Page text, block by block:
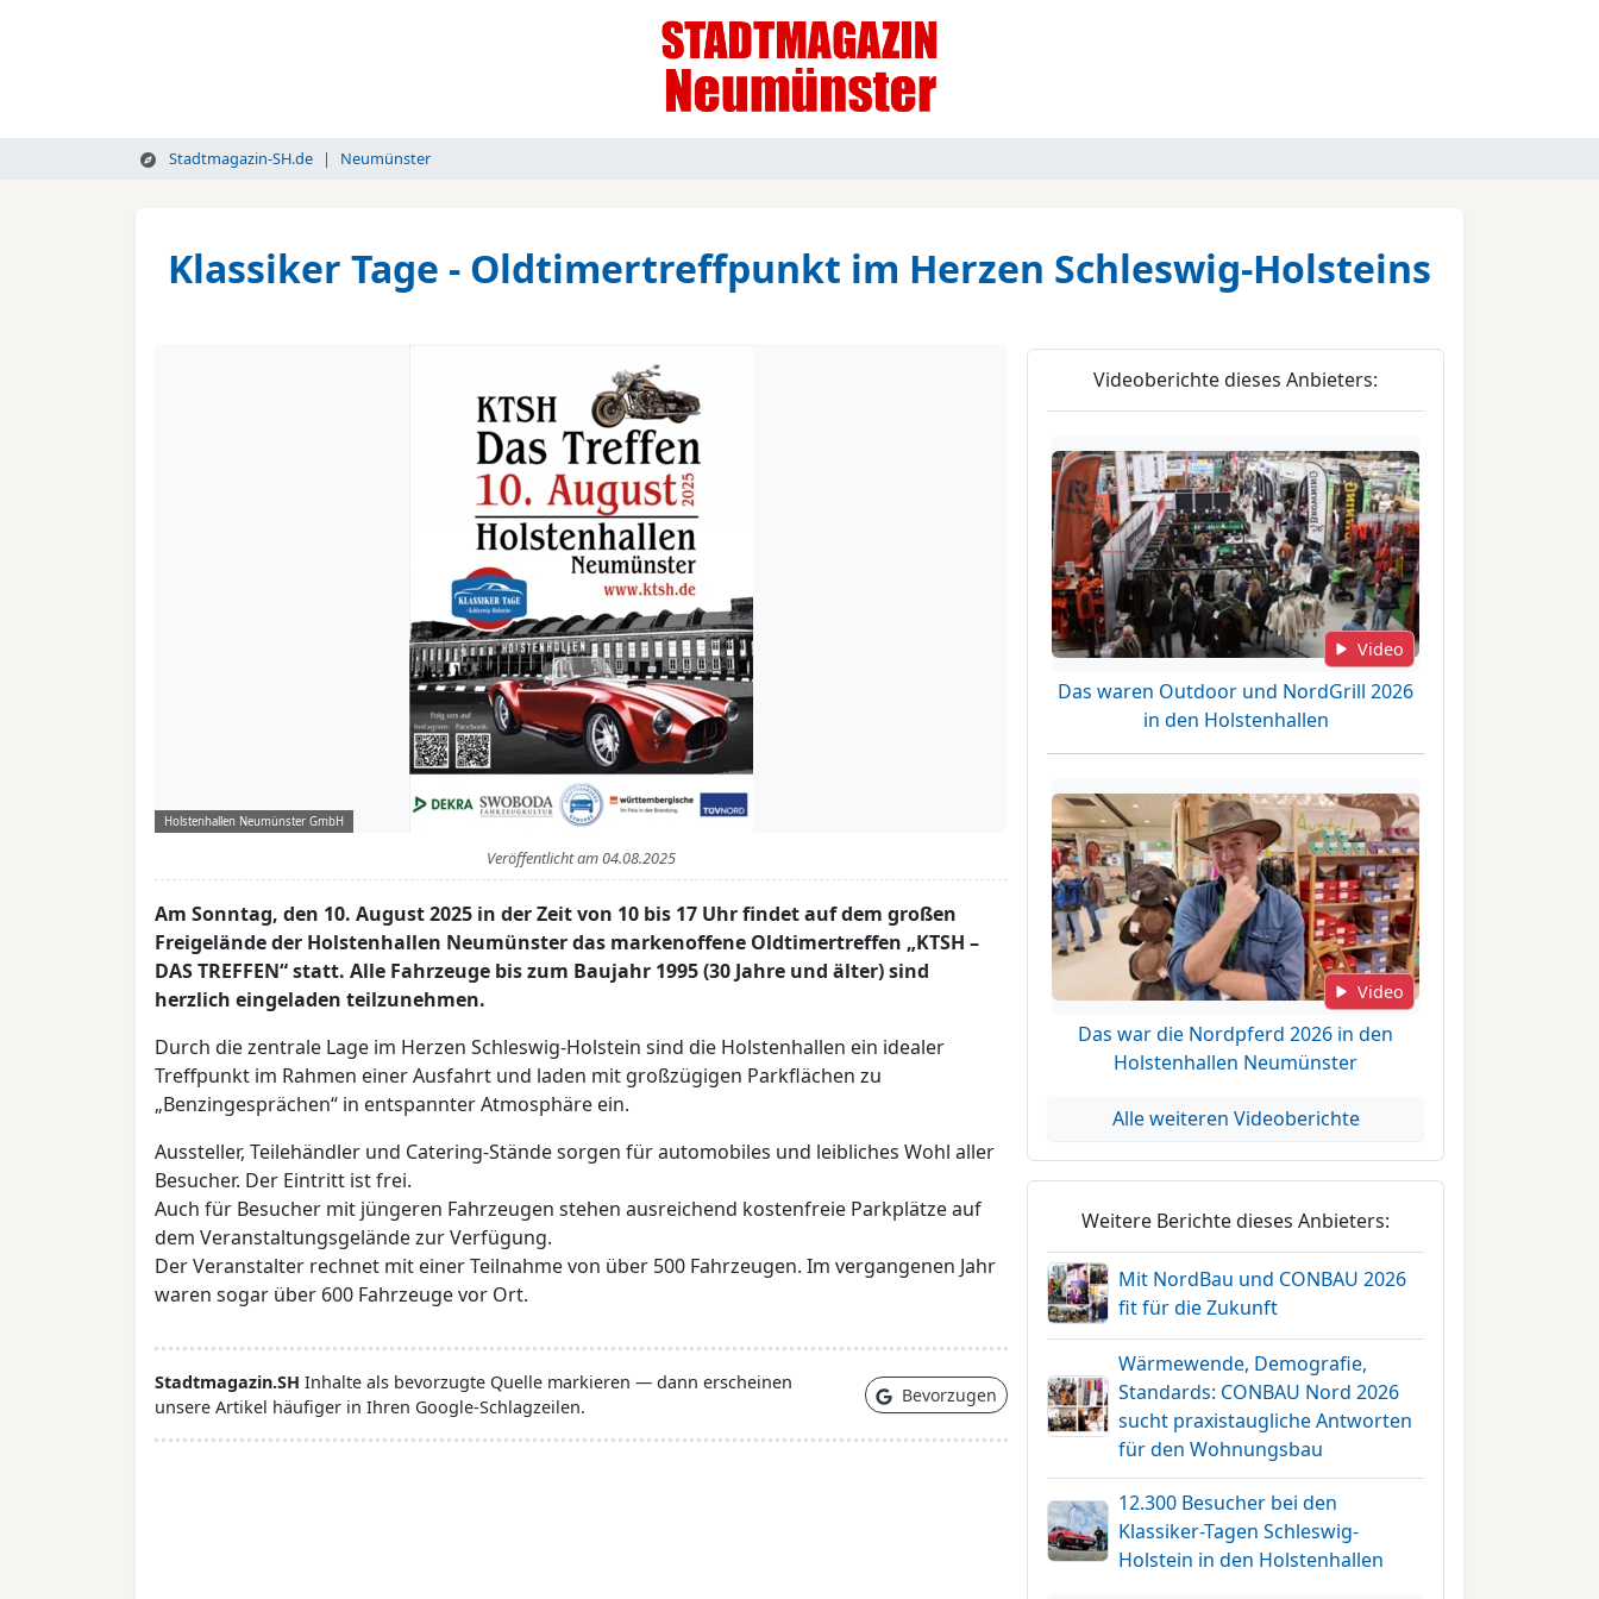
Stadtmagazin-SH.de Neumünster
Klassiker Tage - Oldtimertreffpunkt im Herzen Schleswig-Holsteins
Holstenhallen Neumünster GmbH
Veröffentlicht am04.08.2025
Am Sonntag, den 10. August 2025 in der Zeit von 10 bis 17 Uhr findet auf dem großen
Freigelände der Holstenhallen Neumünster das markenoffene Oldtimertreffen „KTSH –
DAS TREFFEN“ statt. Alle Fahrzeuge bis zum Baujahr 1995 (30 Jahre und älter) sind
herzlich eingeladen teilzunehmen.
Durch die zentrale Lage im Herzen Schleswig-Holstein sind die Holstenhallen ein idealer
Treffpunkt im Rahmen einer Ausfahrt und laden mit großzügigen Parkflächen zu
„Benzingesprächen“ in entspannter Atmosphäre ein.
Aussteller, Teilehändler und Catering-Stände sorgen für automobiles und leibliches Wohl aller
Besucher. Der Eintritt ist frei.
Auch für Besucher mit jüngeren Fahrzeugen stehen ausreichend kostenfreie Parkplätze auf
dem Veranstaltungsgelände zur Verfügung.
Der Veranstalter rechnet mit einer Teilnahme von über 500 Fahrzeugen. Im vergangenen Jahr
waren sogar über 600 Fahrzeuge vor Ort.
Stadtmagazin.SH Inhalte als bevorzugte Quelle markieren — dann erscheinen
unsere Artikel häufiger in Ihren Google-Schlagzeilen.
Bevorzugen
Videoberichte dieses Anbieters:
Video
Das waren Outdoor und NordGrill 2026
in den Holstenhallen
Video
Das war die Nordpferd 2026 in den
Holstenhallen Neumünster
Alle weiteren Videoberichte
Weitere Berichte dieses Anbieters:
Mit NordBau und CONBAU 2026
fit für die Zukunft
Wärmewende, Demografie,
Standards: CONBAU Nord 2026
sucht praxistaugliche Antworten
für den Wohnungsbau
12.300 Besucher bei den
Klassiker-Tagen Schleswig-
Holstein in den Holstenhallen